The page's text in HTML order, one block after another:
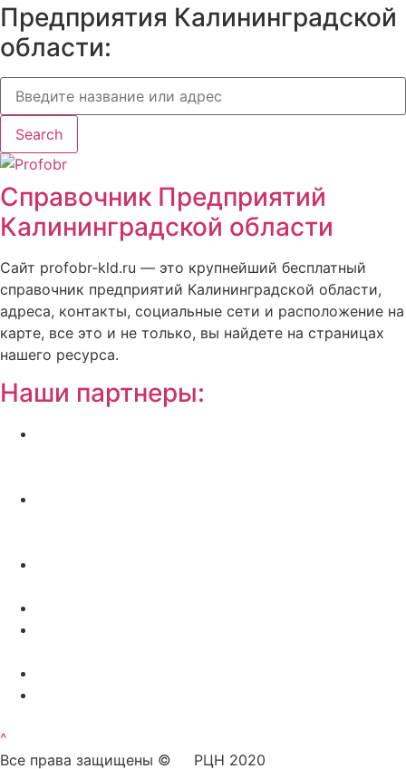
Предприятия Калининградской
области:
Search
Справочник Предприятий
Калининградской области
Сайт profobr-kld.ru — это крупнейший бесплатный
справочник предприятий Калининградской области,
адреса, контакты, социальные сети и расположение на
карте, все это и не только, вы найдете на страницах
нашего ресурса.
Наши партнеры:
^
Все права защищены © РЦН 2020